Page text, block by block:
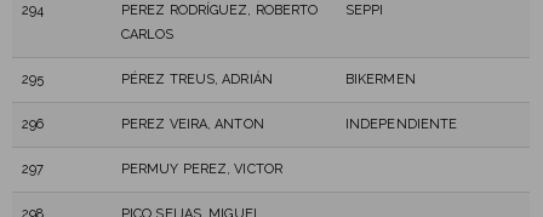
294
PEREZ RODRÍGUEZ, ROBERTO
CARLOS
SEPPI
295 PÉREZ TREUS, ADRIÁN BIKERMEN
296 PEREZ VEIRA, ANTON INDEPENDIENTE
297 PERMUY PEREZ, VICTOR
298 PICO SEIJAS, MIGUEL